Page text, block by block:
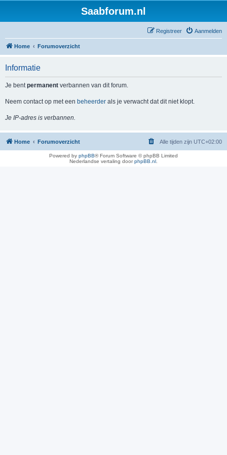
Saabforum.nl
Aanmelden
Registreer
Home Forumoverzicht
Informatie
Je bentpermanent verbannen van dit forum.
Neem contact op met een beheerder als je verwacht dat dit niet klopt.
Je IP-adres is verbannen.
Home Forumoverzicht Alle tijden zijn UTC+02:00
Powered by phpBB® Forum Software © phpBB Limited
Nederlandse vertaling doorphpBB.nl